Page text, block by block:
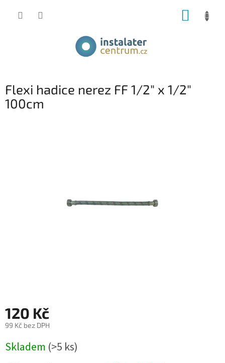
Flexi hadice nerez FF 1/2" x 1/2"
100cm
120 Kč
99 Kč bez DPH
cena:
Skladem (>5 ks)